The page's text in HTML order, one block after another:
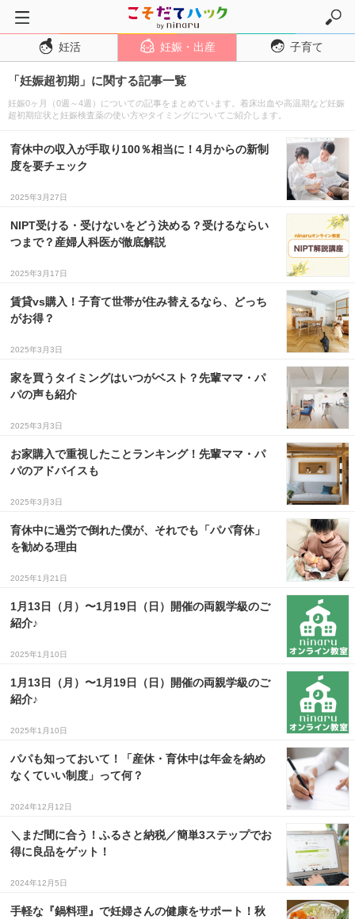
トップページ
妊活
妊娠・出産
妊娠初期
妊娠後期
出産
子育て・育児
０歳児
１歳児
２歳児
３〜６歳児
妊活 妊娠・出産 子育て
「妊娠超初期」に関する記事一覧
妊娠0ヶ月（0週～4週）についての記事をまとめています。着床出血や高温期など妊娠
超初期症状と妊娠検査薬の使い方やタイミングについてご紹介します。
育休中の収入が手取り100％相当に！4月からの新制
度を要チェック
2025年3月27日
NIPT受ける・受けないをどう決める？受けるならい
つまで？産婦人科医が徹底解説
2025年3月17日
賃貸vs購入！子育て世帯が住み替えるなら、どっち
がお得？
2025年3月3日
家を買うタイミングはいつがベスト？先輩ママ・パ
パの声も紹介
2025年3月3日
お家購入で重視したことランキング！先輩ママ・パ
パのアドバイスも
2025年3月3日
育休中に過労で倒れた僕が、それでも「パパ育休」
を勧める理由
2025年1月21日
1月13日（月）〜1月19日（日）開催の両親学級のご
紹介♪
2025年1月10日
1月13日（月）〜1月19日（日）開催の両親学級のご
紹介♪
2025年1月10日
パパも知っておいて！「産休・育休中は年金を納め
なくていい制度」って何？
2024年12月12日
＼まだ間に合う！ふるさと納税／簡単3ステップでお
得に良品をゲット！
2024年12月5日
手軽な『鍋料理』で妊婦さんの健康をサポート！秋